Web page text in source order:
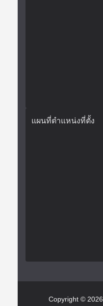
แผนที่ตำแหน่งที่ตั้ง
Copyright © 2026